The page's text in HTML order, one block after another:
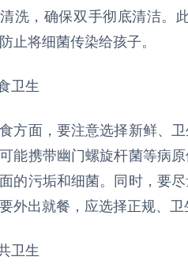
洗，确保双手彻底清洁。
止将细菌传染给孩子。
卫生
方面，要注意选择新鲜、
能携带幽门螺旋杆菌等病
的污垢和细菌。同时，要
外出就餐，应选择正规、
卫生